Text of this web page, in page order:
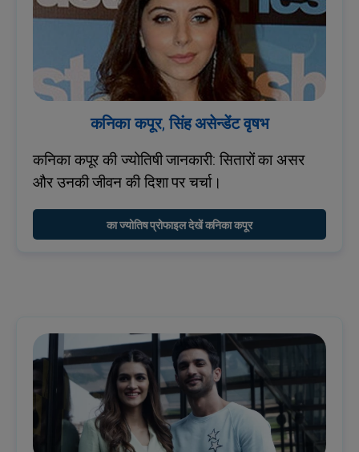
कनिका कपूर, सिंह असेन्डेंट वृषभ
कनिका कपूर की ज्योतिषी जानकारी: सितारों का असर
और उनकी जीवन की दिशा पर चर्चा।
का ज्योतिष प्रोफाइल देखें कनिका कपूर